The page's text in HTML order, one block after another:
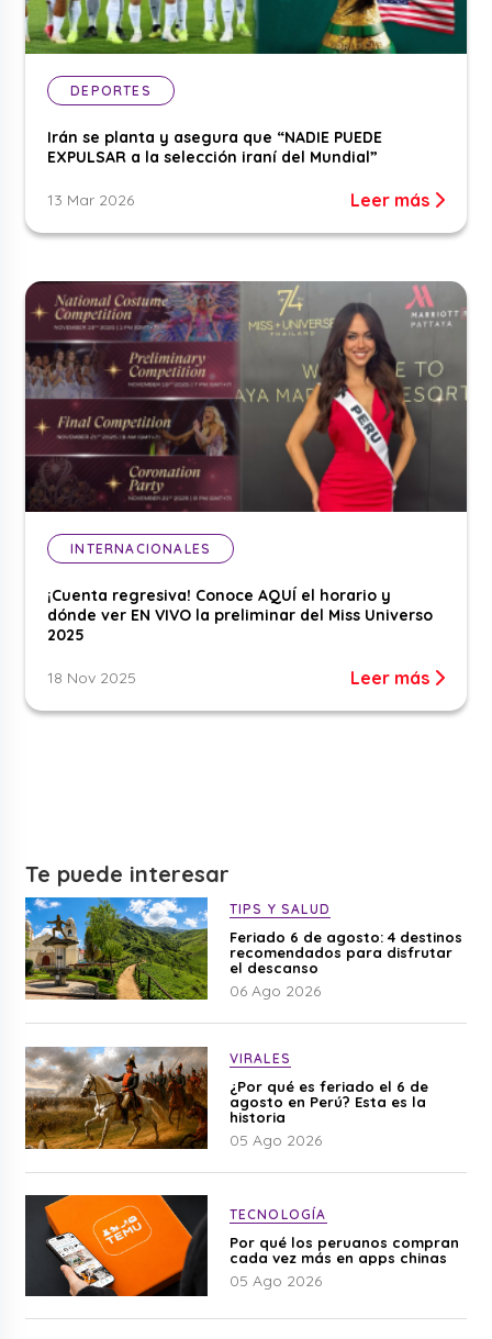
DEPORTES
Irán se planta y asegura que “NADIE PUEDE
EXPULSAR a la selección iraní del Mundial”
13 Mar 2026 Leer más
INTERNACIONALES
¡Cuenta regresiva! Conoce AQUÍ el horario y
dónde ver EN VIVO la preliminar del Miss Universo
2025
18 Nov 2025 Leer más
Te puede interesar
TIPS Y SALUD
Feriado 6 de agosto: 4 destinos
recomendados para disfrutar
el descanso
06 Ago 2026
VIRALES
¿Por qué es feriado el 6 de
agosto en Perú? Esta es la
historia
05 Ago 2026
TECNOLOGÍA
Por qué los peruanos compran
cada vez más en apps chinas
05 Ago 2026